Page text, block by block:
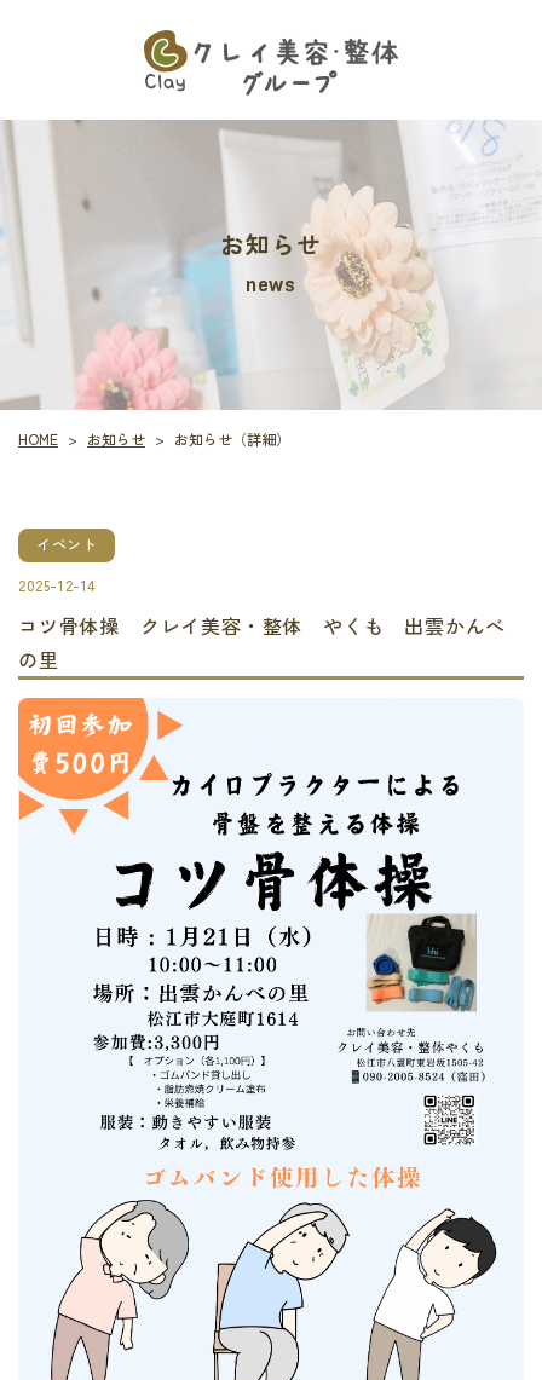
お知らせ
news
HOME > お知らせ > お知らせ（詳細）
イベント
2025-12-14
コツ骨体操 クレイ美容・整体 やくも 出雲かんべ
の里